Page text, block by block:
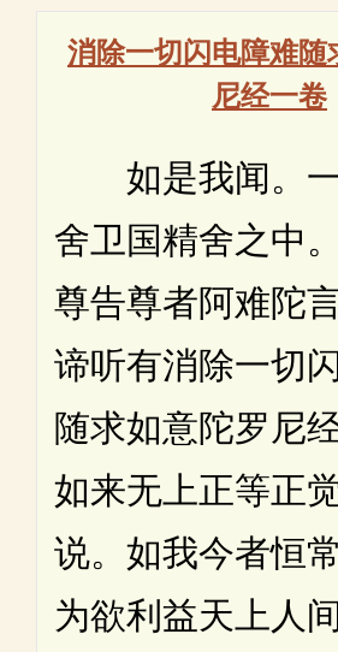
消除一切闪电障难随
尼经一卷
如是我闻。一
舍卫国精舍之中
尊告尊者阿难陀
谛听有消除一切
随求如意陀罗尼
如来无上正等正
说。如我今者恒常
为欲利益天上人